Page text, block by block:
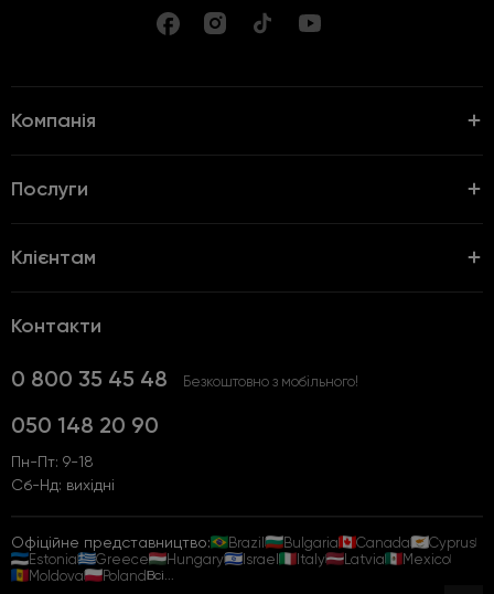
Компанія
Послуги
Клієнтам
Контакти
0 800 35 45 48 Безкоштовно з мобільного!
050 148 20 90
Пн-Пт: 9-18
Сб-Нд: вихідні
Офіційне представництво: Brazil Bulgaria Canada
Cyprus
Estonia
Greece Hungary Israel Italy Latvia
Mexico
Moldova
PolandВсі...